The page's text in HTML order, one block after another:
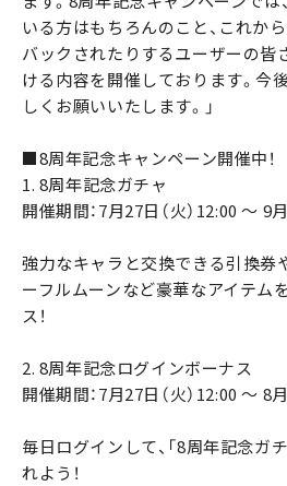
いる方はもちろんのこと、これか
バックされたりするユーザーの皆
ける内容を開催しております。今
しくお願いいたします。」
■8周年記念キャンペーン開催中！
1. 8周年記念ガチャ
開催期間：7月27日（火）12:00 ～ 9
強力なキャラと交換できる引換券
ーフルムーンなど豪華なアイテム
ス！
2. 8周年記念ログインボーナス
開催期間：7月27日（火）12:00 ～ 8
毎日ログインして、「8周年記念ガ
れよう！